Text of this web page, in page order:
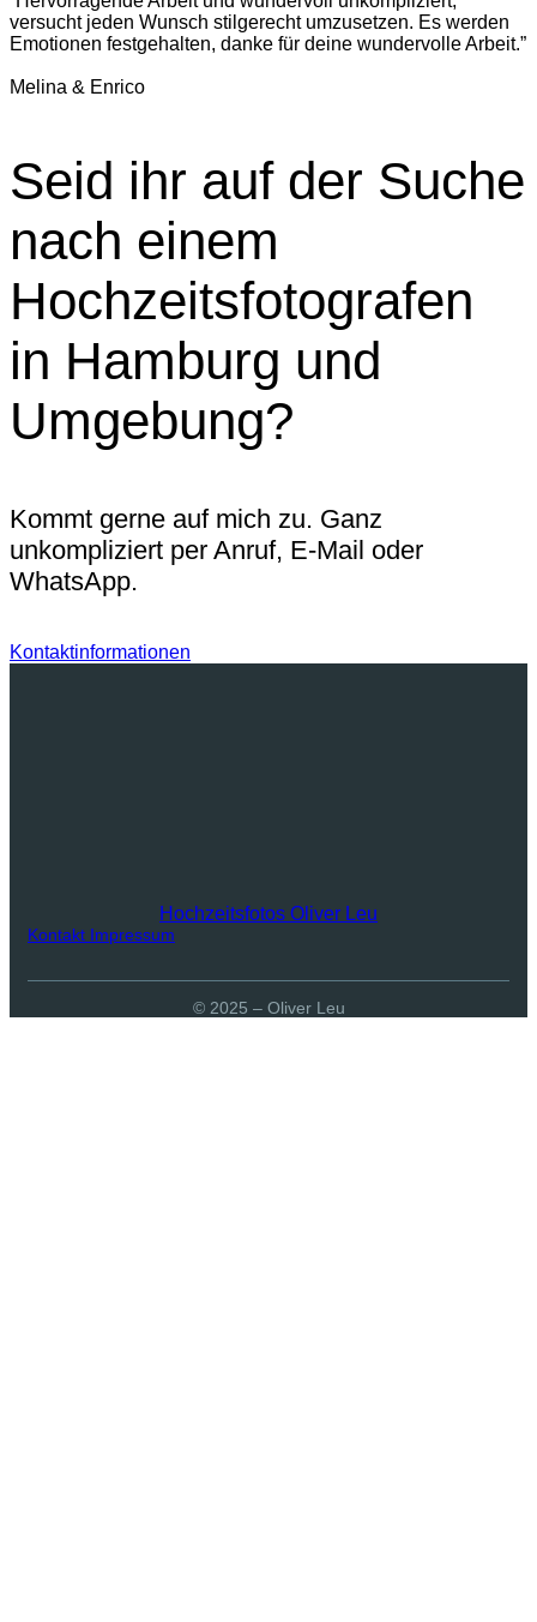
versucht jeden Wunsch stilgerecht umzusetzen. Es werden
Emotionen festgehalten, danke für deine wundervolle Arbeit.”
Melina & Enrico
Seid ihr auf der Suche
nach einem
Hochzeitsfotografen
in Hamburg und
Umgebung?
Kommt gerne auf mich zu. Ganz
unkompliziert per Anruf, E-Mail oder
WhatsApp.
Kontaktinformationen
Hochzeitsfotos Oliver Leu
Kontakt Impressum
© 2025 – Oliver Leu